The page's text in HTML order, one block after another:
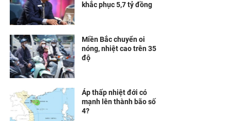
khắc phục 5,7 tỷ đồng
Miền Bắc chuyển oi
nóng, nhiệt cao trên 35
độ
Áp thấp nhiệt đới có
mạnh lên thành bão số
4?